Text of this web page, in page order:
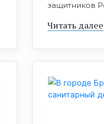
защитников
Читать далее